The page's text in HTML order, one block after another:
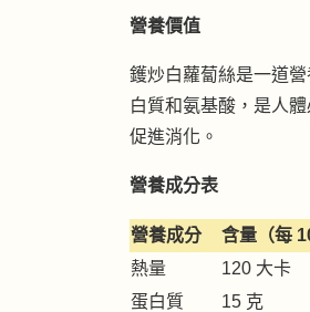
營養價值
鑊炒白蘿蔔絲是一道
白質和氨基酸，是人
促進消化。
營養成分表
營養成分
含量（每
熱量
120 大卡
蛋白質
15 克